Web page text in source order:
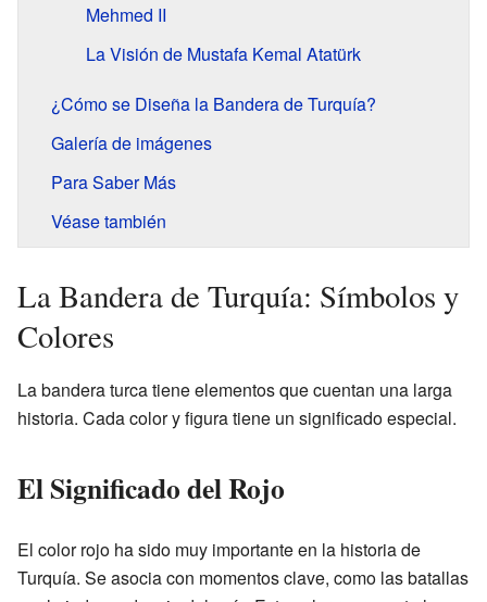
Mehmed II
La Visión de Mustafa Kemal Atatürk
¿Cómo se Diseña la Bandera de Turquía?
Galería de imágenes
Para Saber Más
Véase también
La Bandera de Turquía: Símbolos y
Colores
La bandera turca tiene elementos que cuentan una larga
historia. Cada color y figura tiene un significado especial.
El Significado del Rojo
El color rojo ha sido muy importante en la historia de
Turquía. Se asocia con momentos clave, como las batallas